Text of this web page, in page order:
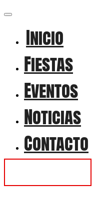
Inicio
Fiestas
Eventos
Noticias
Contacto